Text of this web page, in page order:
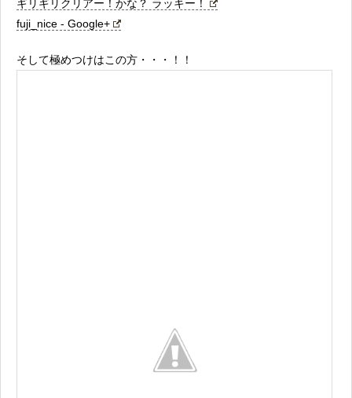
ギリギリクリアー！かな？ ラッキー！
fuji_nice - Google+
そして極めつけはこの方・・・！！